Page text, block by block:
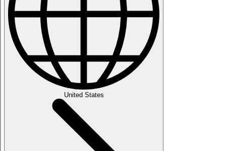
United States